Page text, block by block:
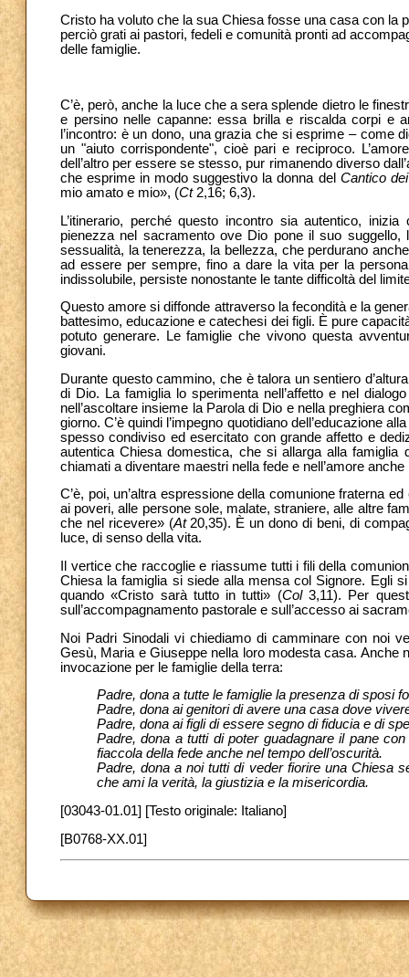
Cristo ha voluto che la sua Chiesa fosse una casa con la
perciò grati ai pastori, fedeli e comunità pronti ad
delle famiglie.
C’è, però, anche la luce che a sera splende dietro le
e persino nelle capanne: essa brilla e riscalda corpi e
l’incontro: è un dono, una grazia che si esprime – come
un "aiuto corrispondente", cioè pari e reciproco.
dell’altro per essere se stesso, pur rimanendo diverso
che esprime in modo suggestivo la donna del Cantico
mio amato e mio», (Ct2,16; 6,3).
L’itinerario, perché questo incontro sia autentico,
pienezza nel sacramento ove Dio pone il suo
sessualità, la tenerezza, la bellezza, che perdurano
ad essere per sempre, fino a dare la vita per la
indissolubile, persiste nonostante le tante difficoltà del
Questo amore si diffonde attraverso la fecondità e la
battesimo, educazione e catechesi dei figli. È pure
potuto generare. Le famiglie che vivono questa
giovani.
Durante questo cammino, che è talora un sentiero
di Dio. La famiglia lo sperimenta nell’affetto e nel
nell’ascoltare insieme la Parola di Dio e nella preghiera
giorno. C’è quindi l’impegno quotidiano dell’educazione
spesso condiviso ed esercitato con grande affetto e
autentica Chiesa domestica, che si allarga alla
chiamati a diventare maestri nella fede e nell’amore
C’è, poi, un’altra espressione della comunione fraterna
ai poveri, alle persone sole, malate, straniere, alle altre
che nel ricevere» (At20,35). È un dono di beni, di
luce, di senso della vita.
Il vertice che raccoglie e riassume tutti i fili della
Chiesa la famiglia si siede alla mensa col Signore. Egli
quando «Cristo sarà tutto in tutti» (Col3,11). Per
sull’accompagnamento pastorale e sull’accesso ai
Noi Padri Sinodali vi chiediamo di camminare con noi
Gesù, Maria e Giuseppe nella loro modesta casa. Anche
invocazione per le famiglie della terra:
Padre, dona a tutte le famiglie la presenza di sposi
Padre, dona ai genitori di avere una casa dove
Padre, dona ai figli di essere segno di fiducia e di
Padre, dona a tutti di poter guadagnare il pane
fiaccola della fede anche nel tempo dell’oscurità.
Padre, dona a noi tutti di veder fiorire una Chiesa
che ami la verità, la giustizia e la misericordia.
[03043-01.01] [Testo originale: Italiano]
[B0768-XX.01]